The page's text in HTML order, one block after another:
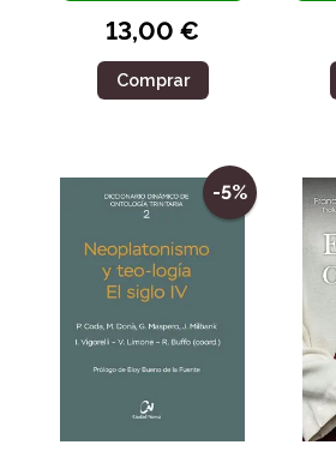
13,00 €
Comprar
-5%